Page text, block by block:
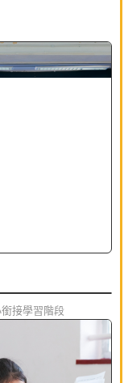
接學習階段